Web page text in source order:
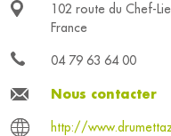
102 route du Chef-
France
04 79 63 64 00
Nous contacter
http://